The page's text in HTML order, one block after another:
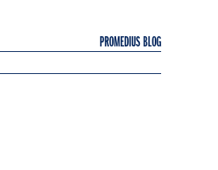
PROMEDIUS BLOG